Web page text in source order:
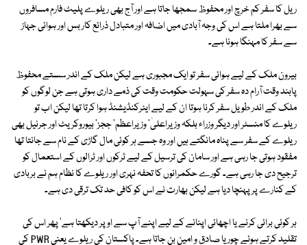
ریل کا سفر کم خرچ اور محفوظ سمجھا جاتا ہے اور آج بھی ریلوے پلیٹ فارم مسافروں
سے بھرا ملتا ہے اس کی وجہ آبادی میں اضافہ اور متبادل ذرائع کار بس اور ہوائی جہاز
سے سفر کا مہنگا ہونا ہے۔
بیرون ملک کے لیے ہوائی سفر تو ایک مجبوری ہے لیکن ملک کے اندر سستے محفوظ
پابند وقت آرام دہ سفر کی سہولت حکومت وقت کی ذمے داری ہوتی ہے جن لوگوں کو
ملک کے اندر طویل سفر کرنا ہوتا ان کے لیے ایئرکنڈیشنڈ ہوا کرتا تھا لیکن اب تو
ریلوے کا منسٹر اور دیگر وزراء بلکہ وزیراعلیٰ' وزیراعظم' ججز' بیوروکریٹ اور جرنیل بھی
ریلوے کے سفر سے پناہ مانگتے ہیں اور وہ جسے ہر کوئی مال گاڑی کے نام سے جانتا تھا
مفقود ہوتی جا رہی ہے اور سامان کی ترسیل کے لیے ٹرکوں اور ٹرالوں کے استعمال کو
ترجیح دی جا رہی ہے۔ گورے حکمرانوں کا تحفہ نہری اور ریلوے کا نظام ہم نے بربادی
کے کنارے پر پہنچا دیا ہے لیکن بھارت نے اس کو کافی حد تک ترقی دی ہے۔
ہر کوئی برائی کرنے یا اچھائی اپنانے کے لیے اپنے آپ سے اوپر دیکھتا ہے' پھر اس کی
تقلید کرتے ہوئے چور یا صادق و امین بن جاتا ہے۔ پاکستان کی ریلوے یعنی PWR کی